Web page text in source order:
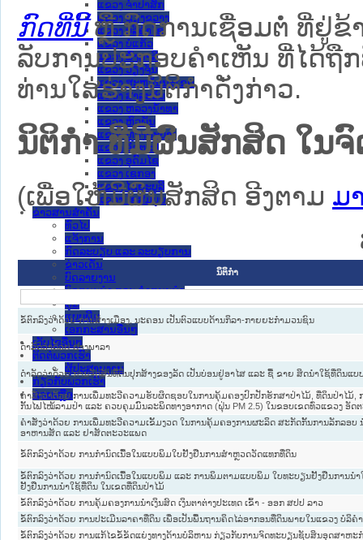
ແຂວງ ຈໍາປາສັກ
ແຂວງ ຊຽງຂວາງ
ແຂວງ ບໍລິຄໍາໄຊ
ແຂວງ ບໍ່ແກ້ວ
ແຂວງ ຜົ້ງສາລີ
ແຂວງ ວຽງຈັນ
ແຂວງ ສະຫວັນນະເຂດ
ແຂວງ ສາລະວັນ
ແຂວງ ຫລວງນໍ້າທາ
ແຂວງ ຫົວພັນ
ແຂວງ ຫຼວງພະບາງ
ແຂວງ ອັດຕະປື
ແຂວງ ອຸດົມໄຊ
ແຂວງ ເຊກອງ
ແຂວງ ໄຊຍະບູລີ
ແຂວງ ໄຊສົມບູນ
ຂ່າວສານສໍາຄັນ
​ທົ່ວ​ໄປ
ແຈ້ງການ
ກົດລະບຽບ ແລະ ລະບຽບການ
ຂ່າວເດັ່ນ
ບົດລາຍງານ
ບົດແນະນໍາ ແລະ ຄໍາແນະນໍາ
ຄູ່ມື
ແບບພີມ
ເອກກະສານອື່ນໆ
ເວັບໄຊອື່ນໆ
ຕິດຕໍ່ພວກເຮົາ
ຜູ້ປະສານງານ
ກ່ຽວກັບພວກເຮົາ
ຊ່ວຍເຫຼືອ
ກົດທີ່ນີ້ ຫຼື ກົດການເຊື່ອມຕໍ່ ທີ່ຢູ່ຂ້
ລັບການປະກອບຄຳເຫັນ ທີ່ໄດ້ຖື
ທ່ານໃສ່ຮ່າງນິຕິກຳດັ່ງກ່າວ.
ນິຕິກໍາ ທີ່ມີຜົນສັກສິດ ໃນ
(ເພື່ອໃຫ້ມີຜົນສັກສິດ ອີງຕາມ ມ
ນິຕິກໍາ
ຂໍ້ຕົກລົງວ່າດ້ວຍ ການສ້າງເມືອງ, ນະຄອນ ເປັນຕົວແບບດ້ານກິລາ-ກາຍຍະກຳມວນຊົນ
ດຳລັດວ່າດ້ວຍ ຢາງພາລາ
ດຳລັດວ່າດ້ວຍ ການຈັດສັນທີ່ດິນປຸກສ້າງຂອງລັດ ເປັນບ່ອນຢູ່ອາໄສ ແລະ ຊື້ ຂາຍ ສິດນຳໃຊ້ທີ່ດິນແບ
ຄໍາສັ່ງວ່າດ້ວຍ ການເພີ່ມທະວີຄວາມຮັບຜິດຊອບໃນການຄຸ້ມຄອງປົກປັກຮັກສາປ່າໄມ້, ທີ່ດິນປ່າໄມ້,
ກັ້ນໄຟໄໝ້ລາມປ່າ ແລະ ຄວບຄຸມມົົນລະພິດທາງອາກາດ (ຝຸ່ນ PM 2.5) ໃນຂອບເຂດທົ່ວແຂວງ ອັດ
ຄຳສັ່ງວ່າດ້ວຍ ການເພີ່ມທະວີຄວາມເຂັ້ມງວດ ໃນການຄຸ້ມຄອງການຜະລິດ ສະກັດກັ້ນການລັກລອບ
ອາຫານສັດ ແລະ ຢາສັດຕະວະແພດ
ຂໍ້ຕົກລົງວ່າດ້ວຍ ການກຳນົດເນື້ອໃນແບບພິມໃບຢັ້ງຢືນການສຳຫຼວດວັດແທກທີ່ດິນ
ຂໍ້ຕົກລົງວ່າດ້ວຍ ການກຳນົດເນື້ອໃນແບບພິມ ແລະ ການພິມຕາມແບບພິມ ໃບທະບຽນຢັ້ງຢືນການນຳ
ຢັ້ງຢືນການນຳໃຊ້ທີ່ດິນ ໃນເຂດທີ່ດິນປ່າໄມ້
ຂໍ້ຕົກລົງວ່າດ້ວຍ ການຄຸ້ມຄອງການນຳເງິນສົດ ເງິນຕາຕ່າງປະເທດ ເຂົ້າ - ອອກ ສປປ ລາວ
ຂໍ້ຕົກລົງວ່າດ້ວຍ ການປະເມີນລາຄາທີ່ດິນ ເພື່ອເປັນພື້ນຖານຄິດໄລ່ອາກອນທີ່ດິນພາຍໃນແຂວງ ບໍລິຄ
ຂໍ້ຕົກລົງວ່າດ້ວຍ ການແກ້ໄຂຂໍ້ຂັດແຍ່ງທາງດ້ານບໍລິຫານ ກ່ຽວກັບການຈົດທະບຽນຊັບສິນອຸດສາຫະ